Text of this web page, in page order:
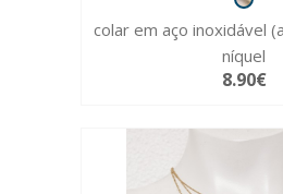
colar em aço inoxidável
níquel
8.90€